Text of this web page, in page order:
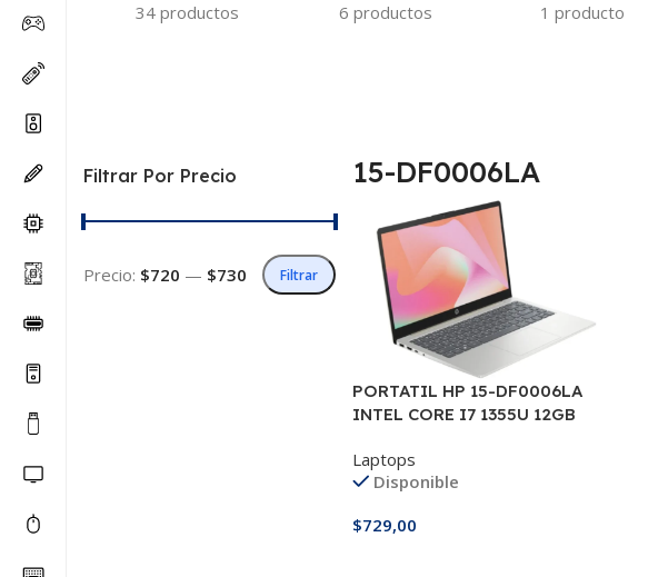
34 productos
6 productos
1 producto
Filtrar Por Precio
Filtrar
Precio: $720 — $730
15-DF0006LA
PORTATIL HP 15-DF0006LA
INTEL CORE I7 1355U 12GB
Laptops
Disponible
$729,00